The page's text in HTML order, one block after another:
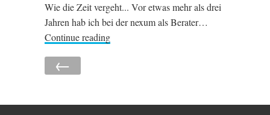
Wie die Zeit vergeht... Vor etwas mehr als drei
Jahren hab ich bei der nexum als Berater…
Continue reading
←